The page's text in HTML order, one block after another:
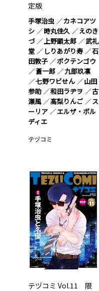
定版
手塚治虫
カネコアツ
シ
時丸佳久
えのき
づ
上野顕太郎
武礼
堂
しりあがり寿
石
田敦子
ボクテンゴウ
蒼一郎
九部玖凛
七野ワビせん
山田
参助
和田ラヂヲ
古
瀬風
高梨りんご
ス
ーリア
エルザ・ボル
ディエ
テヅコミ
テヅコミ Vol.11 限